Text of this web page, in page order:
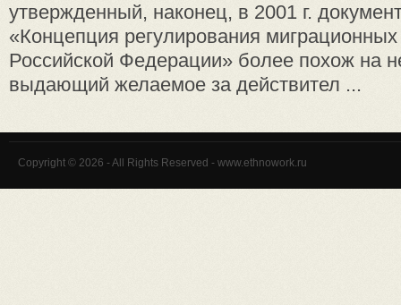
утвержденный, наконец, в 2001 г.
«Концепция регулирования
Российской Федерации» более похож на
выдающий желаемое за действител ...
Copyright © 2026 - All Rights Reserved - www.ethnowork.ru